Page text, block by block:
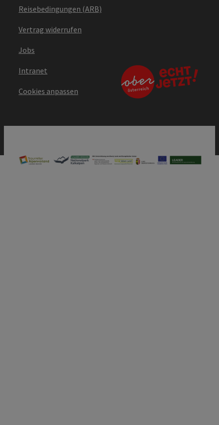
Reisebedingungen (ARB)
Vertrag widerrufen
Jobs
Intranet
Cookies anpassen